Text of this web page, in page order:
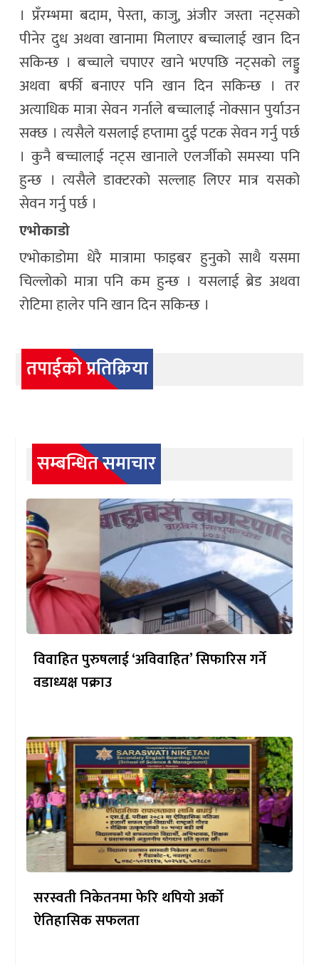
। प्रँरम्भमा बदाम, पेस्ता, काजु, अंजीर जस्ता नट्सको
पीनेर दुध अथवा खानामा मिलाएर बच्चालाई खान दिन
सकिन्छ । बच्चाले चपाएर खाने भएपछि नट्सको लड्डु
अथवा बर्फी बनाएर पनि खान दिन सकिन्छ । तर
अत्याधिक मात्रा सेवन गर्नाले बच्चालाई नोक्सान पुर्याउन
सक्छ । त्यसैले यसलाई हप्तामा दुई पटक सेवन गर्नु पर्छ
। कुनै बच्चालाई नट्स खानाले एलर्जीको समस्या पनि
हुन्छ । त्यसैले डाक्टरको सल्लाह लिएर मात्र यसको
सेवन गर्नु पर्छ ।
एभोकाडो
एभोकाडोमा धेरै मात्रामा फाइबर हुनुको साथै यसमा
चिल्लोको मात्रा पनि कम हुन्छ । यसलाई ब्रेड अथवा
रोटिमा हालेर पनि खान दिन सकिन्छ ।
तपाईको प्रतिक्रिया
सम्बन्धित समाचार
विवाहित पुरुषलाई ‘अविवाहित’ सिफारिस गर्ने
वडाध्यक्ष पक्राउ
सरस्वती निकेतनमा फेरि थपियो अर्को
ऐतिहासिक सफलता